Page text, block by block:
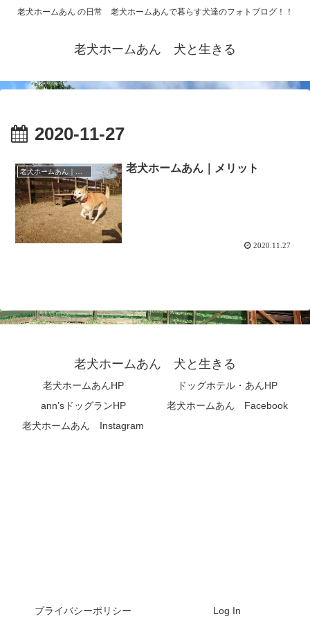
老犬ホームあん の日常 老犬ホームあんで暮らす犬達のフォトブログ！！
老犬ホームあん 犬と生きる
2020-11-27
老犬ホームあん｜メリット
2020.11.27
老犬ホームあん 犬と生きる
老犬ホームあんHP
ドッグホテル・あんHP
ann’sドッグランHP
老犬ホームあん Facebook
老犬ホームあん Instagram
プライバシーポリシー Log In